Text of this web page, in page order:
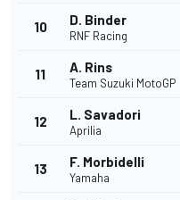
10 D. Binder
RNF Racing
11 A. Rins
Team Suzuki MotoGP
12 L. Savadori
Aprilia
13 F. Morbidelli
Yamaha